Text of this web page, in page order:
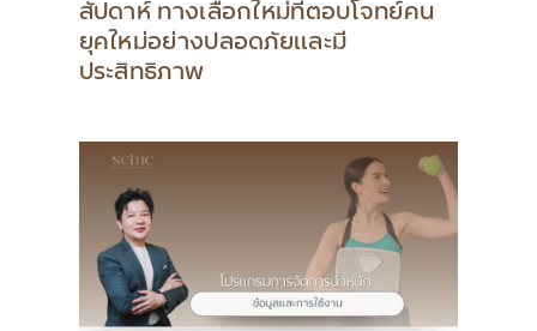
สัปดาห์ ทางเลือกใหม่ที่ตอบโจทย์คน
ยุคใหม่อย่างปลอดภัยและมี
ประสิทธิภาพ